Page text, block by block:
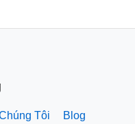
Tôi
Blog